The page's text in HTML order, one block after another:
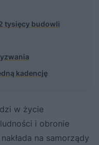
tysięcy budowli
kadencję
w życie
i obronie
na samorządy